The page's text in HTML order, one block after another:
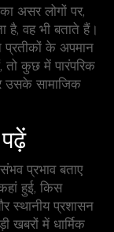
असर लोगों पर,
है, वह भी बताते हैं।
प्रतीकों के अपमान
कुछ में पारंपरिक
उसके सामाजिक
प्रभाव बताए
हुई, किस
स्थानीय प्रशासन
में धार्मिक